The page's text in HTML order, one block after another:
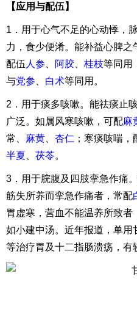
【应用与配伍】
1．用于心气不足的心动悸，
力，食少便淆。能补益心脾之
配伍 人参 阿胶 桂枝等同用
与党参 白术等同用。
2．用于痰多咳嗽。能祛痰止
广泛。如属风寒咳嗽，可配麻
常、 麻黄 杏仁 ；寒痰咳喘，
半夏
茯苓。
3．用于脘腹及四肢挛急作痛
筋失所养而挛急作痛者，常配
胃虚寒，营血不能温养所致者
如小建中汤。近年报道，单用
等治疗胃及十二指肠溃疡，有